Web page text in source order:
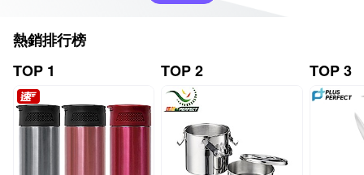
熱銷排行榜
TOP 1
TOP 2 TOP 3